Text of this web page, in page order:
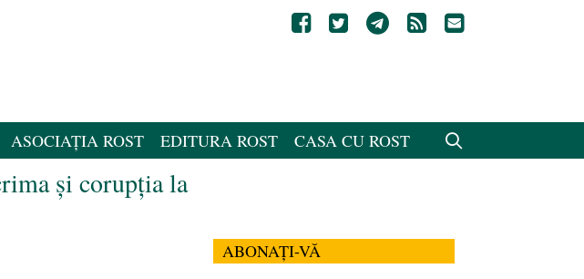
ASOCIAȚIA ROST EDITURA ROST CASA CU ROST
și corupția la
ABONAȚI-VĂ